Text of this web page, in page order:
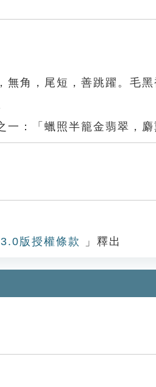
角，尾短，善跳躍。毛
：「蠟照半籠金翡翠，麝
版授權條款 」釋出